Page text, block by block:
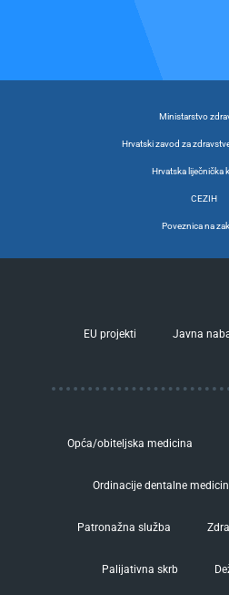
Ministarstvo
Hrvatski zavod za
Hrvatska liječnička
CEZIH
Poveznica na
EU projekti Javna
Opća/obiteljska medicina
Ordinacije dentalne
Patronažna služba
Palijativna skrb